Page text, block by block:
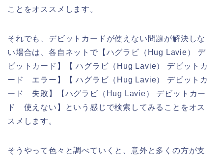
ことをオススメします。
それでも、デビットカードが使えない問題が解決しな
い場合は、各自ネットで【ハグラビ（Hug Lavie） デ
ビットカード】【 ハグラビ（Hug Lavie） デビットカ
ード エラー】【 ハグラビ（Hug Lavie） デビットカ
ード 失敗】【ハグラビ（Hug Lavie） デビットカー
ド 使えない】という感じで検索してみることをオス
スメします。
そうやって色々と調べていくと、意外と多くの方が支